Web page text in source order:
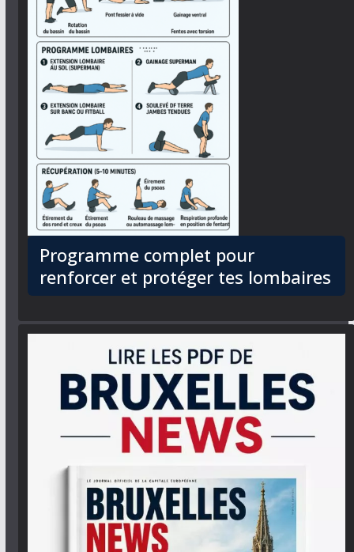
Programme complet pour
renforcer et protéger tes lombaires